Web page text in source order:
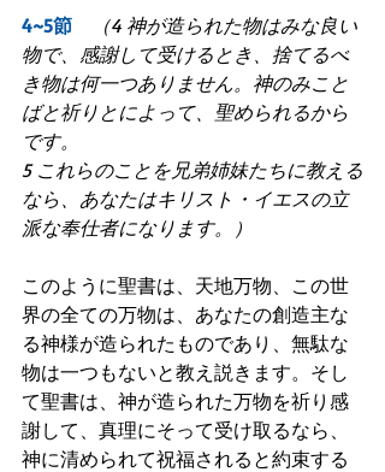
4~5節
（4 神が造られた物はみな良い
物で、感謝して受けるとき、捨てるべ
き物は何一つありません。神のみこと
ばと祈りとによって、聖められるから
です。
5 これらのことを兄弟姉妹たちに教える
なら、あなたはキリスト・イエスの立
派な奉仕者になります。）
このように聖書は、天地万物、この世
界の全ての万物は、あなたの創造主な
る神様が造られたものであり、無駄な
物は一つもないと教え説きます。そし
て聖書は、神が造られた万物を祈り感
謝して、真理にそって受け取るなら、
神に清められて祝福されると約束する